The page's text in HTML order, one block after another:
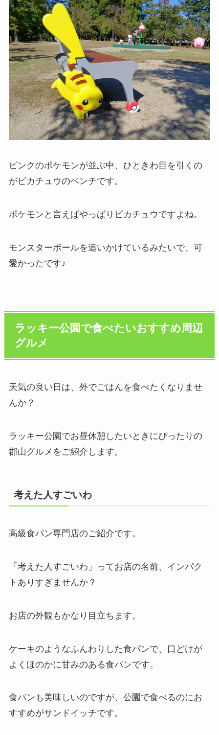
ピンクのポケモンが並ぶ中、ひときわ目を引くの
がピカチュウのベンチです。
ポケモンと言えばやっぱりピカチュウですよね。
モンスターボールを追いかけているみたいで、可
愛かったです♪
ラッキー公園で食べたいおすすめ周辺
グルメ
天気の良い日は、外でごはんを食べたくなりませ
んか？
ラッキー公園でお昼休憩したいときにぴったりの
郡山グルメをご紹介します。
考えた人すごいわ
高級食パン専門店のご紹介です。
「考えた人すごいわ」ってお店の名前、インパク
トありすぎませんか？
お店の外観もかなり目立ちます。
ケーキのようなふんわりした食パンで、口どけが
よくほのかに甘みのある食パンです。
食パンも美味しいのですが、公園で食べるのにお
すすめがサンドイッチです。